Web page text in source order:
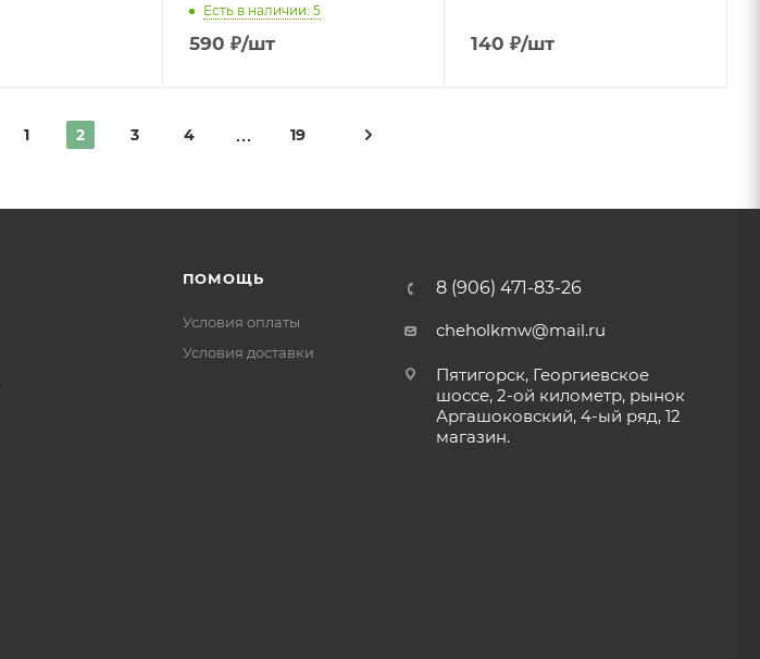
Есть в наличии: 5
590 ₽/шт 140 ₽/шт
1 2 3 4 19
ПОМОЩЬ
Условия оплаты
Условия доставки
8 (906) 471-83-26
cheholkmw@mail.ru
Пятигорск, Георгиевское
шоссе, 2-ой километр, рынок
Аргашоковский, 4-ый ряд, 12
магазин.